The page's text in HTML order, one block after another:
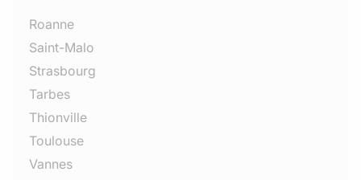
Roanne
Saint-Malo
Strasbourg
Tarbes
Thionville
Toulouse
Vannes